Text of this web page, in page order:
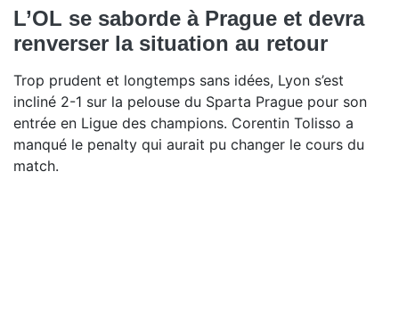
L’OL se saborde à Prague et devra
renverser la situation au retour
Trop prudent et longtemps sans idées, Lyon s’est
incliné 2-1 sur la pelouse du Sparta Prague pour son
entrée en Ligue des champions. Corentin Tolisso a
manqué le penalty qui aurait pu changer le cours du
match.